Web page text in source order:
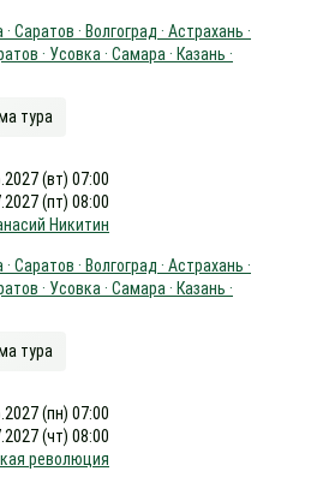
Саратов · Волгоград · Астрахань ·
· Усовка · Самара · Казань ·
тура
(вт) 07:00
(пт) 08:00
Никитин
Саратов · Волгоград · Астрахань ·
· Усовка · Самара · Казань ·
тура
(пн) 07:00
(чт) 08:00
революция